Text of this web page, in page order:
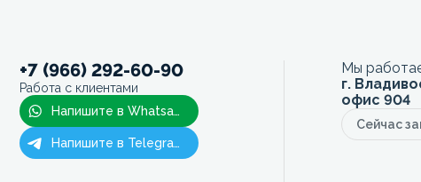
+7 (966) 292-60-90
Работа с клиентами
Напишите в Whatsapp
Напишите в Telegram
Мы
г.
офис 904
Сейчас